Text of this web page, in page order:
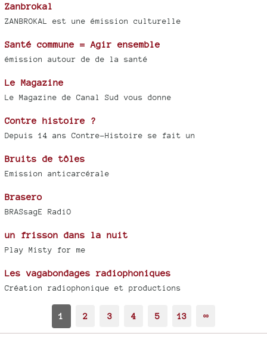
Zanbrokal
ZANBROKAL est une émission culturelle
Santé commune = Agir ensemble
émission autour de de la santé
Le Magazine
Le Magazine de Canal Sud vous donne
Contre histoire ?
Depuis 14 ans Contre-Histoire se fait un
Bruits de tôles
Emission anticarcérale
Brasero
BRASsagE RadiO
un frisson dans la nuit
Play Misty for me
Les vagabondages radiophoniques
Création radiophonique et productions
1 2 3 4 5 13 ∞